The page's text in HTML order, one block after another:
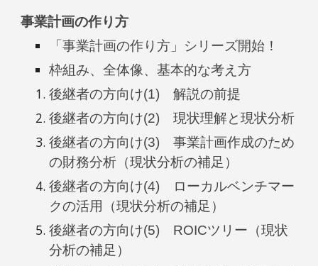
事業計画の作り方
「事業計画の作り方」シリーズ開始！
枠組み、全体像、基本的な考え方
後継者の方向け(1) 解説の前提
後継者の方向け(2) 現状理解と現状分析
後継者の方向け(3)事業計画作成のため
の財務分析（現状分析の補足）
後継者の方向け(4) ローカルベンチマー
クの活用（現状分析の補足）
後継者の方向け(5) ROICツリー（現状
分析の補足）